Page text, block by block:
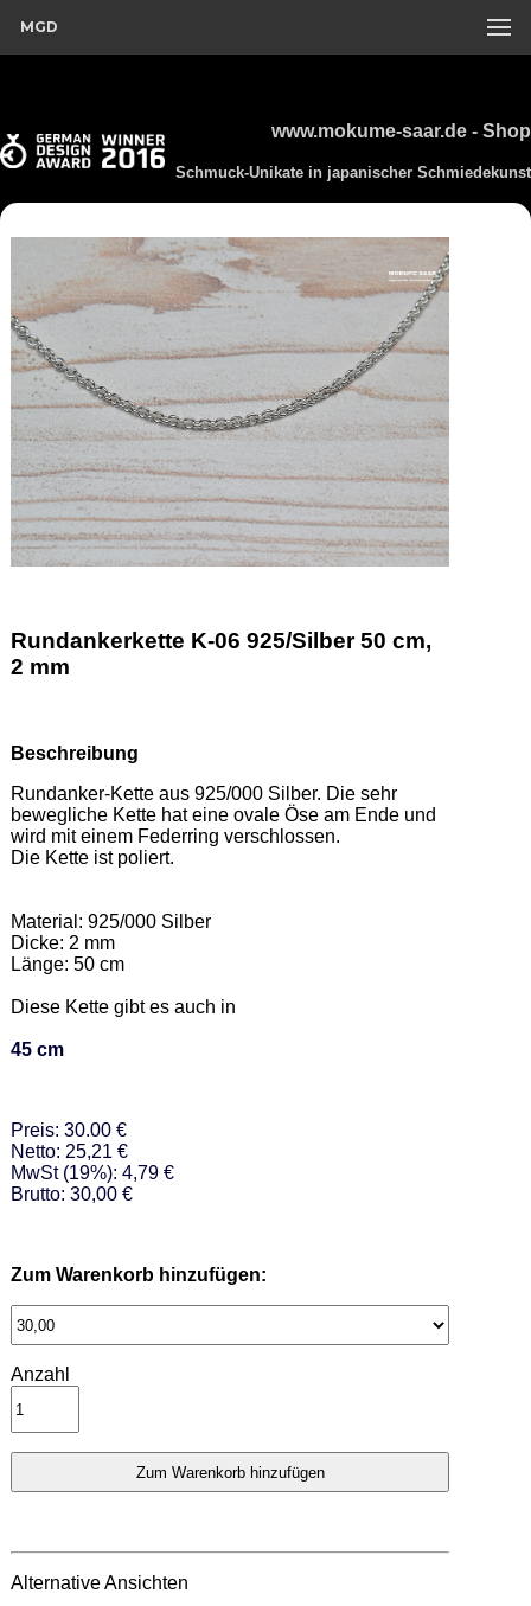
MGD
www.mokume-saar.de - Shop
Schmuck-Unikate in japanischer Schmiedekunst
Rundankerkette K-06 925/Silber 50 cm,
2 mm
Beschreibung
Rundanker-Kette aus 925/000 Silber. Die sehr
bewegliche Kette hat eine ovale Öse am Ende und
wird mit einem Federring verschlossen.
Die Kette ist poliert.
Material: 925/000 Silber
Dicke: 2 mm
Länge: 50 cm
Diese Kette gibt es auch in
45 cm
Preis: 30.00 €
Netto: 25,21 €
MwSt (19%): 4,79 €
Brutto: 30,00 €
Zum Warenkorb hinzufügen:
Anzahl
Alternative Ansichten